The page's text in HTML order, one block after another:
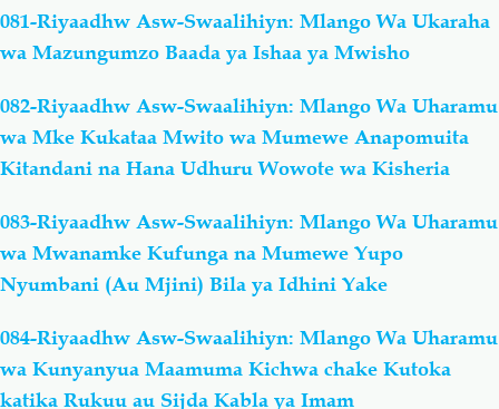
081-Riyaadhw Asw-Swaalihiyn: Mlango Wa Ukaraha
wa Mazungumzo Baada ya Ishaa ya Mwisho
082-Riyaadhw Asw-Swaalihiyn: Mlango Wa Uharamu
wa Mke Kukataa Mwito wa Mumewe Anapomuita
Kitandani na Hana Udhuru Wowote wa Kisheria
083-Riyaadhw Asw-Swaalihiyn: Mlango Wa Uharamu
wa Mwanamke Kufunga na Mumewe Yupo
Nyumbani (Au Mjini) Bila ya Idhini Yake
084-Riyaadhw Asw-Swaalihiyn: Mlango Wa Uharamu
wa Kunyanyua Maamuma Kichwa chake Kutoka
katika Rukuu au Sijda Kabla ya Imam